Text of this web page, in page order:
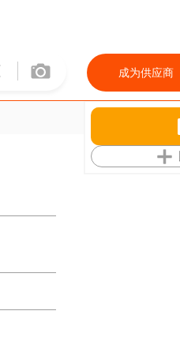
成为供应商